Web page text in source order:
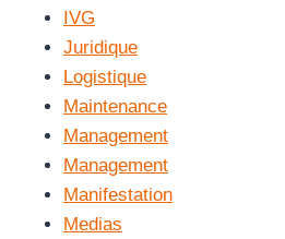
IVG
Juridique
Logistique
Maintenance
Management
Management
Manifestation
Medias